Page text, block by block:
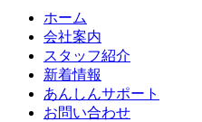
ホーム
会社案内
スタッフ紹介
新着情報
あんしんサポート
お問い合わせ